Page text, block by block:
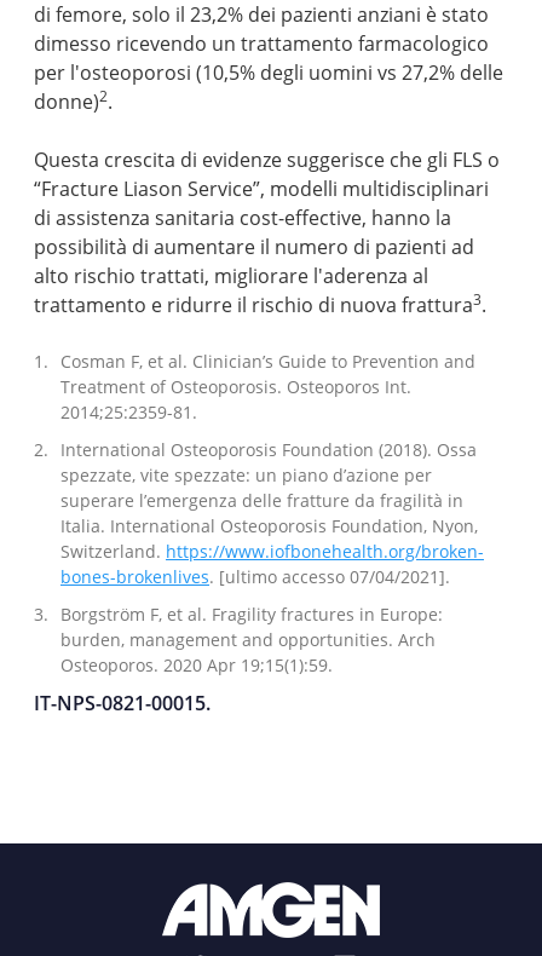
di femore, solo il 23,2% dei pazienti anziani è stato
dimesso ricevendo un trattamento farmacologico
per l'osteoporosi (10,5% degli uomini vs 27,2% delle
donne)2.
Questa crescita di evidenze suggerisce che gli FLS o
“Fracture Liason Service”, modelli multidisciplinari
di assistenza sanitaria cost-effective, hanno la
possibilità di aumentare il numero di pazienti ad
alto rischio trattati, migliorare l'aderenza al
trattamento e ridurre il rischio di nuova frattura3.
Cosman F, et al. Clinician’s Guide to Prevention and
Treatment of Osteoporosis. Osteoporos Int.
2014;25:2359-81.
International Osteoporosis Foundation (2018). Ossa
spezzate, vite spezzate: un piano d’azione per
superare l’emergenza delle fratture da fragilità in
Italia. International Osteoporosis Foundation, Nyon,
Switzerland. https://www.iofbonehealth.org/broken-
bones-brokenlives. [ultimo accesso 07/04/2021].
Borgström F, et al. Fragility fractures in Europe:
burden, management and opportunities. Arch
Osteoporos. 2020 Apr 19;15(1):59.
IT-NPS-0821-00015.